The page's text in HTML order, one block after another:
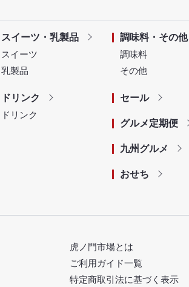
スイーツ・乳製品
スイーツ
乳製品
ドリンク
ドリンク
調味料・その他
調味料
その他
セール
グルメ定期便
九州グルメ
おせち
虎ノ門市場とは
ご利用ガイド一覧
特定商取引法に基づく表示